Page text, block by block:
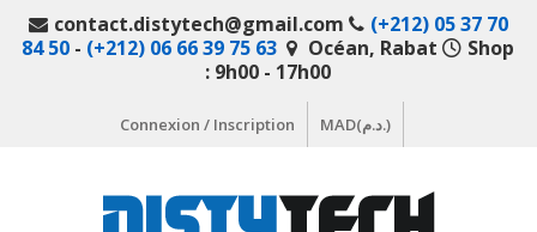
contact.distytech@gmail.com
(+212) 05 37 70
84 50 - (+212) 06 66 39 75 63 Océan, Rabat
Shop
: 9h00 - 17h00
Connexion / Inscription MAD(د.م.)